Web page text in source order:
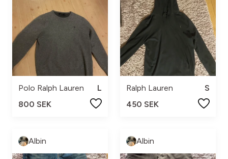
Polo Ralph Lauren
L
800 SEK
Ralph Lauren
S
450 SEK
Albin Albin